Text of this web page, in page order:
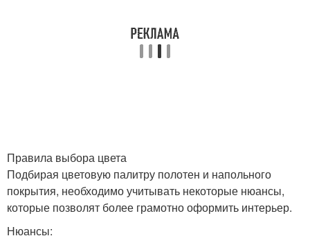
Правила выбора цвета
Подбирая цветовую палитру полотен и напольного
покрытия, необходимо учитывать некоторые нюансы,
которые позволят более грамотно оформить интерьер.
Нюансы: